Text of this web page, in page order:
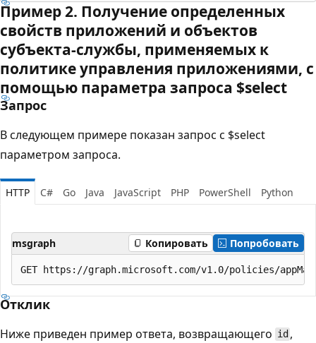
Пример 2. Получение определенных
свойств приложений и объектов
субъекта-службы, применяемых к
политике управления приложениями, с
помощью параметра запроса $select
Запрос
В следующем примере показан запрос с $select
параметром запроса.
HTTP C# Go Java JavaScript PHP PowerShell Python
msgraph Копировать Попробовать
Отклик
Ниже приведен пример ответа, возвращающего id ,